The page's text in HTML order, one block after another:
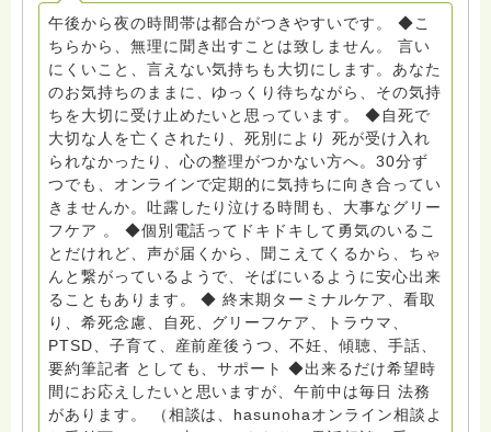
員、女性支援員、小学校 中学校支援員としても、ケア
サポートをしています。 ◆一般社団法人『グリーフケア
ともしび』理事長 【ともしび遺族会】運営 毎月 第１
金・昼夜2回開催（大阪駅前第3ビル） 14：00〜，18：
00〜 お問い合わせ申込⬇️こちらから
griefcare.tomoshibi@icloud.com ＊この活動は皆さま
のご支援により支えられております。ご協力をよろしく
お願いします。 ゆうちょ銀行 口座番号 普通408-
6452769 一般社団法人グリーフケアともしび ◆『ビハ
ーラサロン おしゃべりカフェひだまり』 ビハーラ和歌
山代表 居場所運営 問い合わせ申込⬇️こちらから
griefcare.tomoshibi@icloud.com ◆GEはしもとサピュ
イエ 所属 （Gender Equity 誰もが自分らしく生きるこ
とができる社会をめざして）DV・女性支援 ◆認定NPO
京都自死自殺相談センターSotto 元グリーフサポート委
員長（2018〜2024） ◆保育士.幼稚園教諭.小学校教諭.
レクリエーションインストラクター.中学校DV授業 10年
間 保育 教育の現場で 総主任として勤めた経験も生かし
つつ、お話できることがあれば 幸いです。 いつも あな
午後から夜の時間帯は都合がつきやすいです。 ◆こ
ちらから、無理に聞き出すことは致しません。 言い
にくいこと、言えない気持ちも大切にします。あなた
のお気持ちのままに、ゆっくり待ちながら、その気持
ちを大切に受け止めたいと思っています。 ◆自死で
大切な人を亡くされたり、死別により 死が受け入れ
られなかったり、心の整理がつかない方へ。30分ず
つでも、オンラインで定期的に気持ちに向き合ってい
きませんか。吐露したり泣ける時間も、大事なグリー
フケア 。 ◆個別電話ってドキドキして勇気のいるこ
とだけれど、声が届くから、聞こえてくるから、ちゃ
んと繋がっているようで、そばにいるように安心出来
ることもあります。 ◆ 終末期ターミナルケア、看取
り、希死念慮、自死、グリーフケア、トラウマ、
PTSD、子育て、産前産後うつ、不妊、傾聴、手話、
要約筆記者 としても、サポート ◆出来るだけ希望時
間にお応えしたいと思いますが、午前中は毎日 法務
があります。 （相談は、hasunohaオンライン相談よ